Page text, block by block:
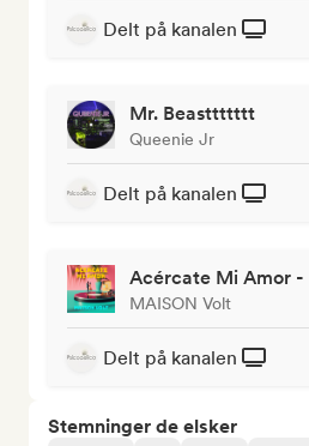
Delt på kanalen
Mr. Beasttttttt
Queenie Jr
Delt på kanalen
Acércate Mi Amor -
MAISON Volt
Delt på kanalen
Stemninger de elsker